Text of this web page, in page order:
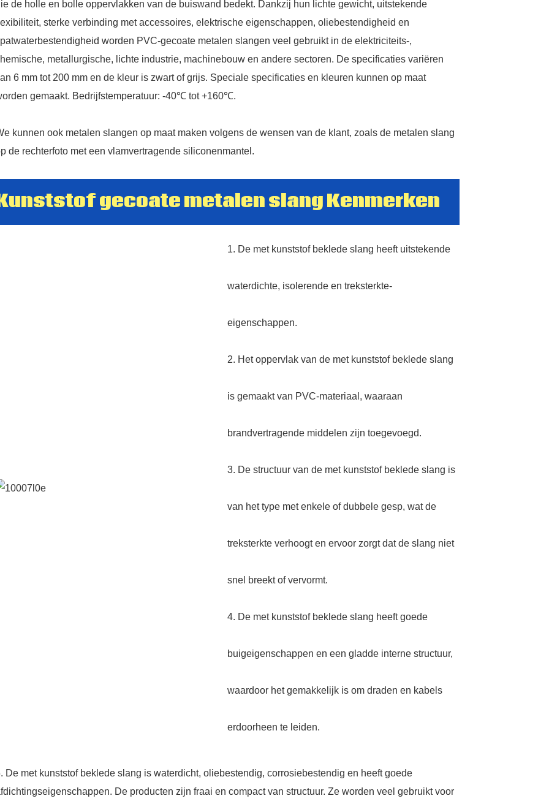
de holle en bolle oppervlakken van de buiswand bedekt. ​​Dankzij hun lichte gewicht, uitstekende
sterke verbinding met accessoires, elektrische eigenschappen, oliebestendigheid en
worden PVC-gecoate metalen slangen veel gebruikt in de elektriciteits-,
metallurgische, lichte industrie, machinebouw en andere sectoren. De specificaties variëren
6 mm tot 200 mm en de kleur is zwart of grijs. Speciale specificaties en kleuren kunnen op maat
gemaakt. Bedrijfstemperatuur: -40℃ tot +160℃.
kunnen ook metalen slangen op maat maken volgens de wensen van de klant, zoals de metalen slang
de rechterfoto met een vlamvertragende siliconenmantel.
gecoate metalen slang Kenmerken
1. De met kunststof beklede slang heeft uitstekende
waterdichte, isolerende en treksterkte-
eigenschappen.
2. Het oppervlak van de met kunststof beklede slang
is gemaakt van PVC-materiaal, waaraan
brandvertragende middelen zijn toegevoegd.
3. De structuur van de met kunststof beklede slang is
van het type met enkele of dubbele gesp, wat de
treksterkte verhoogt en ervoor zorgt dat de slang niet
snel breekt of vervormt.
4. De met kunststof beklede slang heeft goede
buigeigenschappen en een gladde interne structuur,
waardoor het gemakkelijk is om draden en kabels
erdoorheen te leiden.
De met kunststof beklede slang is waterdicht, oliebestendig, corrosiebestendig en heeft goede
De producten zijn fraai en compact van structuur. Ze worden veel gebruikt voor
WITH
US
86 13370553047
Phone
Message
AI Helps Write
*
Required
field
SUBMIT